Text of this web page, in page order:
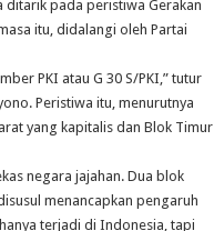
pada peristiwa Gerakan
itu, didalangi oleh Partai
PKI atau G 30 S/PKI,” tutur
Peristiwa itu, menurutnya
yang kapitalis dan Blok Timur
negara jajahan. Dua blok
menancapkan pengaruh
terjadi di Indonesia, tapi